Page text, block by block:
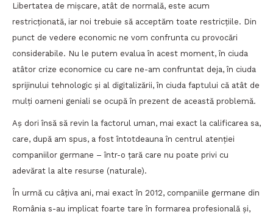
Libertatea de mișcare, atât de normală, este acum
restricționată, iar noi trebuie să acceptăm toate restricțiile. Din
punct de vedere economic ne vom confrunta cu provocări
considerabile. Nu le putem evalua în acest moment, în ciuda
atâtor crize economice cu care ne-am confruntat deja, în ciuda
sprijinului tehnologic și al digitalizării, în ciuda faptului că atât de
mulți oameni geniali se ocupă în prezent de această problemă.
Aș dori însă să revin la factorul uman, mai exact la calificarea sa,
care, după am spus, a fost întotdeauna în centrul atenției
companiilor germane – într-o țară care nu poate privi cu
adevărat la alte resurse (naturale).
În urmă cu câțiva ani, mai exact în 2012, companiile germane din
România s-au implicat foarte tare în formarea profesională și,